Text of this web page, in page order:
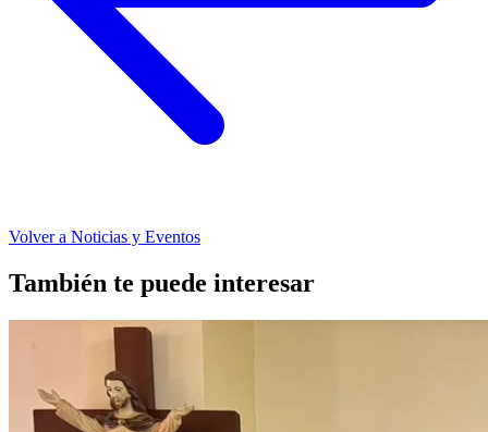
Volver a Noticias y Eventos
También te puede interesar